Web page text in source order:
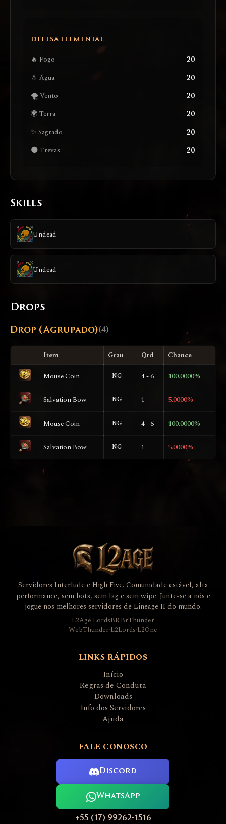
DEFESA ELEMENTAL
🔥 Fogo 20
💧 Água 20
🌪️ Vento 20
🌍 Terra 20
✨ Sagrado 20
🌑 Trevas 20
Skills
Undead
Undead
Drops
Drop (Agrupado)(4)
Item Grau Qtd Chance
Mouse Coin NG 4 - 6 100.0000%
Salvation Bow NG 1 5.0000%
Mouse Coin NG 4 - 6 100.0000%
Salvation Bow NG 1 5.0000%
Servidores Interlude e High Five. Comunidade estável, alta
performance, sem bots, sem lag e sem wipe. Junte-se a nós e
jogue nos melhores servidores de Lineage II do mundo.
L2Age·LordsBR·BrThunder
WebThunder·L2Lords·L2One
LINKS RÁPIDOS
Início
Regras de Conduta
Downloads
Info dos Servidores
Ajuda
FALE CONOSCO
Discord
WhatsApp
+55 (17) 99262-1516